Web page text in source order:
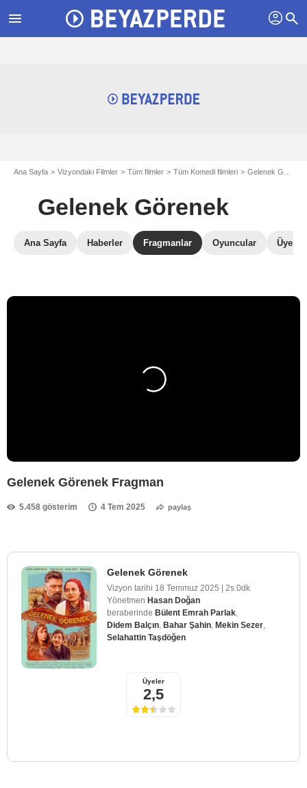
menu profil search
Ana Sayfa Vizyondaki Filmler Tüm filmler Tüm Komedi filmleri Gelenek Görenek
Gelenek Görenek
Ana Sayfa Haberler Fragmanlar Oyuncular Üye
Gelenek Görenek Fragman
5.458 gösterim 4 Tem 2025 paylaş
Gelenek Görenek
Vizyon tarihi 18 Temmuz 2025 | 2s 0dk
Yönetmen Hasan Doğan
beraberinde Bülent Emrah Parlak
Didem Balçın Bahar Şahin Mekin Sezer
Selahattin Taşdöğen
Üyeler
2,5